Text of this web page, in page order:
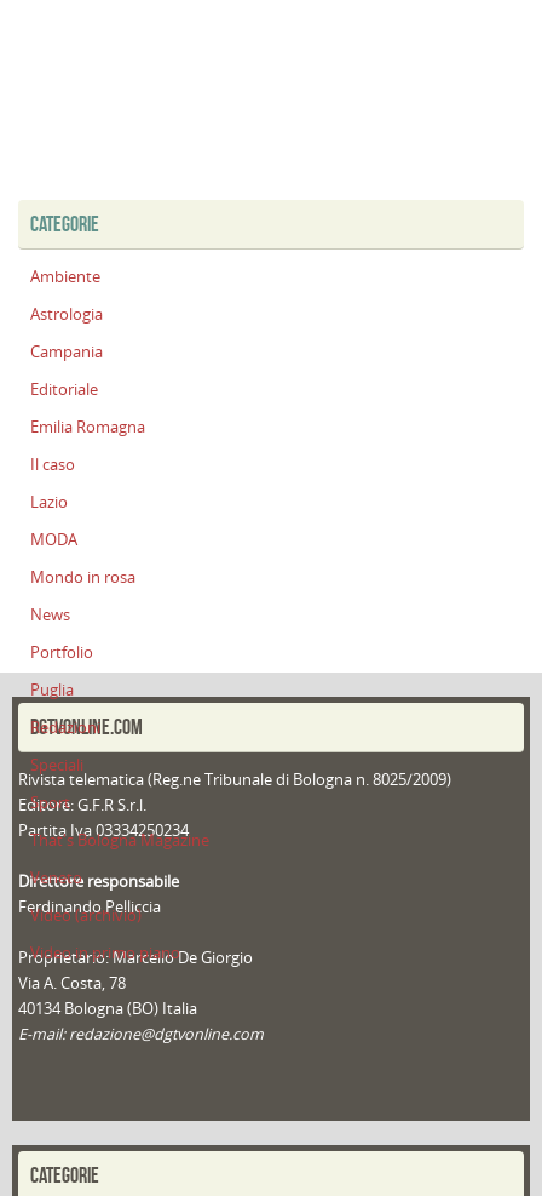
CATEGORIE
Ambiente
Astrologia
Campania
Editoriale
Emilia Romagna
Il caso
Lazio
MODA
Mondo in rosa
News
Portfolio
Puglia
Redazioni
Speciali
Sport
That's Bologna Magazine
Veneto
Video (archivio)
Video in primo piano
DGTVONLINE.COM
Rivista telematica (Reg.ne Tribunale di Bologna n. 8025/2009)
Editore: G.F.R S.r.l.
Partita Iva 03334250234
Direttore responsabile
Ferdinando Pelliccia
Proprietario: Marcello De Giorgio
Via A. Costa, 78
40134 Bologna (BO) Italia
E-mail: redazione@dgtvonline.com
CATEGORIE